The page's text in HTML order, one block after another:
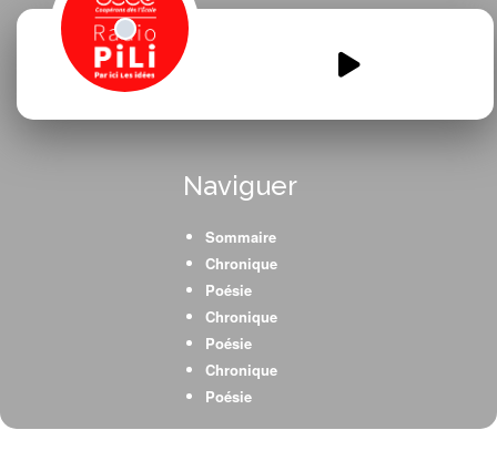
Du-sable-a-locean-du-crabe-au-
Naviguer
Sommaire
Chronique
Poésie
Chronique
Poésie
Chronique
Poésie